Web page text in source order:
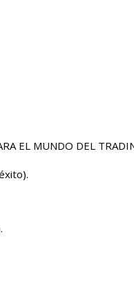
EL MUNDO DEL